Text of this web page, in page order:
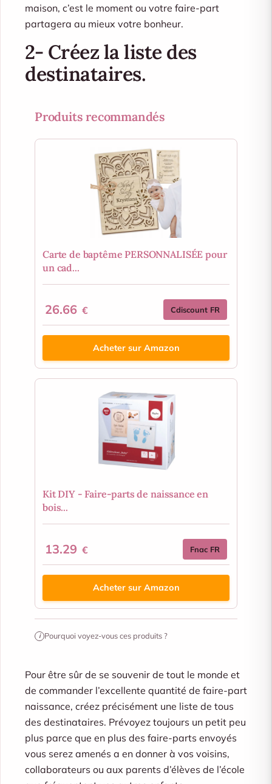
maison, c’est le moment ou votre faire-part
partagera au mieux votre bonheur.
2- Créez la liste des
destinataires.
Produits recommandés
Carte de baptême PERSONNALISÉE pour
un cad...
26.66 € Cdiscount FR
Acheter sur Amazon
Kit DIY - Faire-parts de naissance en
bois...
13.29 € Fnac FR
Acheter sur Amazon
i Pourquoi voyez-vous ces produits ?
Pour être sûr de se souvenir de tout le monde et
de commander l’excellente quantité de faire-part
naissance, créez précisément une liste de tous
des destinataires. Prévoyez toujours un petit peu
plus parce que en plus des faire-parts envoyés
vous serez amenés a en donner à vos voisins,
collaborateurs ou aux parents d’élèves de l’école